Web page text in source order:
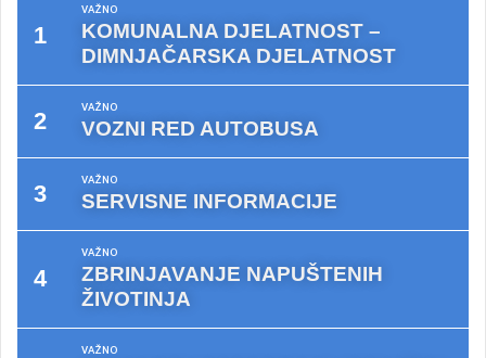
VAŽNO
KOMUNALNA DJELATNOST –
DIMNJAČARSKA DJELATNOST
VAŽNO
VOZNI RED AUTOBUSA
VAŽNO
SERVISNE INFORMACIJE
VAŽNO
ZBRINJAVANJE NAPUŠTENIH
ŽIVOTINJA
VAŽNO